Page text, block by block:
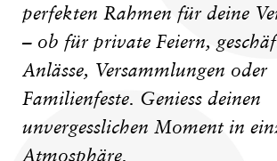
perfekten Rahmen für deine
– ob für private Feiern,
Anlässe, Versammlungen oder
Familienfeste. Geniess deinen
unvergesslichen Moment in
Atmosphäre.